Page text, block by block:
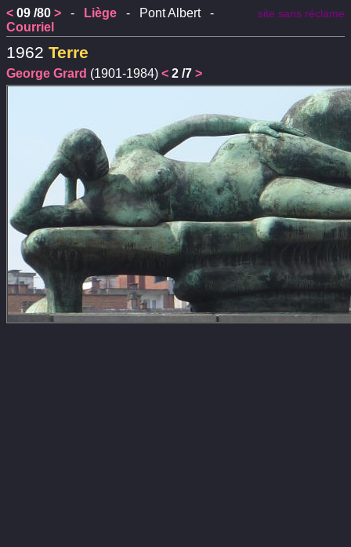
site sans réclame
< 09 /80 > - Liège - Pont Albert -
Courriel
1962 Terre
George Grard (1901-1984) < 2 /7 >